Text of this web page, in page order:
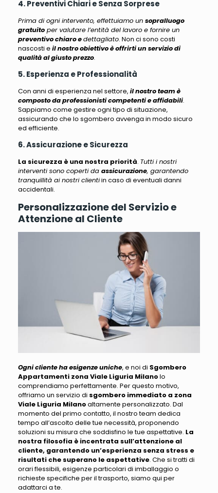
4. Preventivi Chiari e Senza Sorprese
Prima di ogni intervento, effettuiamo un sopralluogo
gratuitoper valutare l’entità del lavoro e fornire un
preventivo chiaro edettagliato. Non ci sono costi
nascosti e il nostro obiettivo è offrirti un servizio di
qualità al giusto prezzo.
5. Esperienza e Professionalità
Con anni di esperienza nel settore, il nostro team è
composto da professionisti competenti e affidabili.
Sappiamo come gestire ogni tipo di situazione,
assicurando che lo sgombero avvenga in modo sicuro
ed efficiente.
6. Assicurazione e Sicurezza
La sicurezza è una nostra priorità. Tutti i nostri
interventi sono coperti da assicurazione, garantendo
tranquillità ai nostri clientiin caso di eventuali danni
accidentali.
Personalizzazione del Servizio e
Attenzione al Cliente
Ogni cliente ha esigenze uniche, e noi di Sgombero
Appartamenti zona Viale Liguria Milanolo
comprendiamo perfettamente. Per questo motivo,
offriamo un servizio di sgombero immediato a zona
Viale Liguria Milanoaltamente personalizzato. Dal
momento del primo contatto, il nostro team dedica
tempo all’ascolto delle tue necessità, proponendo
soluzioni su misura che soddisfino le tue aspettative. La
nostra filosofia è incentrata sull’attenzione al
cliente, garantendo un’esperienza senza stress e
risultati che superano le aspettative. Che si tratti di
orari flessibili, esigenze particolari di imballaggio o
richieste specifiche per il trasporto, siamo qui per
adattarci a te.